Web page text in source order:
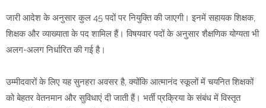
जारी आदेश के अनुसार कुल 45 पदों पर नियुक्ति की जाएगी। इनमें सहायक शिक्षक,
शिक्षक और व्याख्याता के पद शामिल हैं। विषयवार पदों के अनुसार शैक्षणिक योग्यता भी
अलग-अलग निर्धारित की गई है।
उम्मीदवारों के लिए यह सुनहरा अवसर है, क्योंकि आत्मानंद स्कूलों में चयनित शिक्षकों
को बेहतर वेतनमान और सुविधाएं दी जाती हैं। भर्ती प्रक्रिया के संबंध में विस्तृत